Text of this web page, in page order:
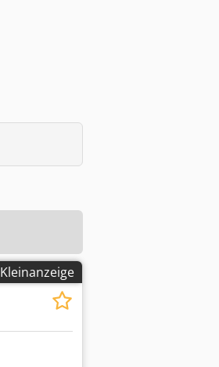
Kleinanzeige